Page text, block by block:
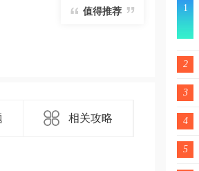
值得推荐
相关攻略
1
2
3
4
5